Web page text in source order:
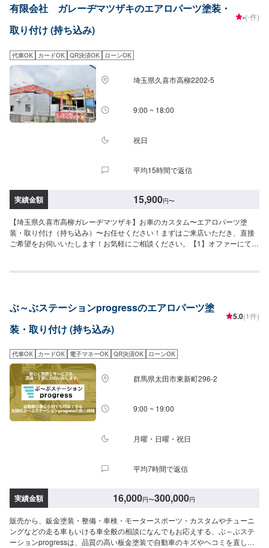
した上で、長年培った技術力を駆使して最適な方法のご提案をさせていただ
きます。スバル車に関しましては他社様でお断りされる様な内容でも承って
います。ぜひ、お問い合わせください！--------------------------------------------------
だければ作業開始【4】仕上がり次第納車-----納期について-----納期は通常1週
間程度で納車となります。納期は前後する場合がございます。予め、ご了承
ください。-----パーツ持ち込みについて-----パーツの持ち込み可能です。オフ
ァーにて詳細をお願い致します。-----代車について-----無料の代車をご用意し
ています。お車の作業中は代車をご利用ください。※代車の燃料代はお客様に
ご負担いただいております。-----ご来店時の注意、受付方法-----当工場は竹の
くら様を過ぎ左手にMMM様の看板がある所を右折していただければ工場があ
話いただければと思います。入庫の際はお気をつけてお越しください。駐車
【定休日・営業時間】定休日：日曜日、祝日営業時間：9:00~18:00
有限会社 ガレーヂマツザキのエアロパーツ塗装・
取り付け (持ち込み)
-(-件)
代車OK カードOK QR決済OK ローンOK
埼玉県久喜市高柳2202-5
9:00 ~ 18:00
祝日
平均15時間で返信
実績金額 15,900円〜
【埼玉県久喜市高柳ガレーヂマツザキ】お車のカスタム〜エアロパーツ塗
装・取り付け（持ち込み）〜お任せください！まずはご来店いただき、直接
ご希望をお伺いいたします！お気軽にご相談ください。【1】オファーにてお
販売も可能です！ご希望の方はパーツ詳細やお車の情報をオファーにてお送
ご負担いただいております。<定休日・営業時間>定休日：なし営業時間：
9:00~18:00クレジット・QR決済などをご希望の方は事前にお申し付けくださ
い。
ぶ～ぶステーションprogressのエアロパーツ塗
装・取り付け (持ち込み)
5.0(1件)
代車OK カードOK 電子マネーOK QR決済OK ローンOK
群馬県太田市東新町296-2
9:00 ~ 19:00
月曜・日曜・祝日
平均7時間で返信
実績金額 16,000円〜300,000円
販売から、鈑金塗装・整備・車検・モータースポーツ・カスタムやチューニ
ングなどの走る車もいける車全般の相談になんでもお応えする、ぶ～ぶステ
ーションprogressは、品質の高い板金塗装で自動車のキズやヘコミを直しま